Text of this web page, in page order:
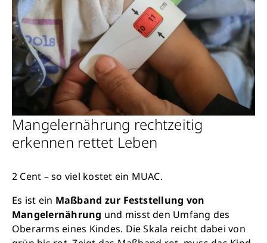
Mangelernährung rechtzeitig
erkennen rettet Leben
2 Cent – so viel kostet ein MUAC.
Es ist ein Maßband zur Feststellung von
Mangelernährung und misst den Umfang des
Oberarms eines Kindes. Die Skala reicht dabei von